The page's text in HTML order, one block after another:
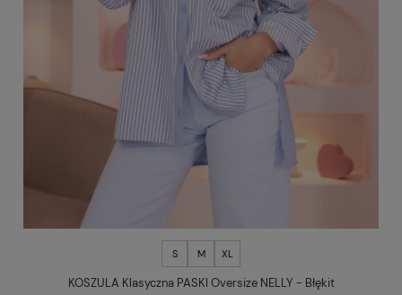
S M XL
KOSZULA Klasyczna PASKI Oversize NELLY - Błękit